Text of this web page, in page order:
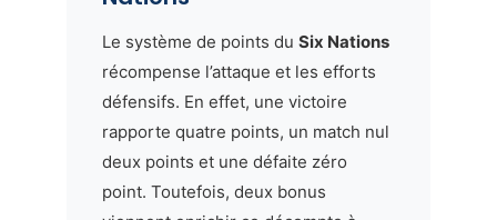
Le système de points du Six Nations
récompense l’attaque et les efforts
défensifs. En effet, une victoire
rapporte quatre points, un match nul
deux points et une défaite zéro
point. Toutefois, deux bonus